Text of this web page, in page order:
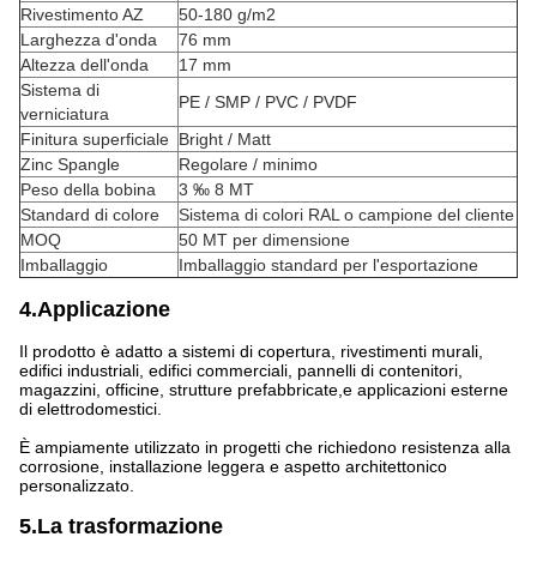
Rivestimento AZ
50-180 g/m2
Larghezza d'onda
76 mm
Altezza dell'onda
17 mm
Sistema di
verniciatura
PE / SMP / PVC / PVDF
Finitura superficiale Bright / Matt
Zinc Spangle
Regolare / minimo
Peso della bobina
3 ‰ 8 MT
Standard di colore
Sistema di colori RAL o campione del cliente
MOQ
50 MT per dimensione
Imballaggio
Imballaggio standard per l'esportazione
4.Applicazione
Il prodotto è adatto a sistemi di copertura, rivestimenti murali,
edifici industriali, edifici commerciali, pannelli di contenitori,
magazzini, officine, strutture prefabbricate,e applicazioni esterne
di elettrodomestici.
È ampiamente utilizzato in progetti che richiedono resistenza alla
corrosione, installazione leggera e aspetto architettonico
personalizzato.
5.La trasformazione